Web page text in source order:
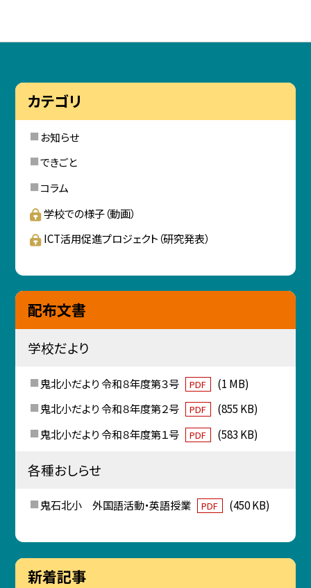
カテゴリ
お知らせ
できごと
コラム
学校での様子（動画）
ICT活用促進プロジェクト（研究発表）
配布文書
学校だより
鬼北小だより 令和８年度第３号 PDF
(1 MB)
鬼北小だより 令和８年度第２号
PDF
(855 KB)
鬼北小だより 令和８年度第１号
PDF (583 KB)
各種おしらせ
鬼石北小 外国語活動・英語授業 PDF (450 KB)
新着記事